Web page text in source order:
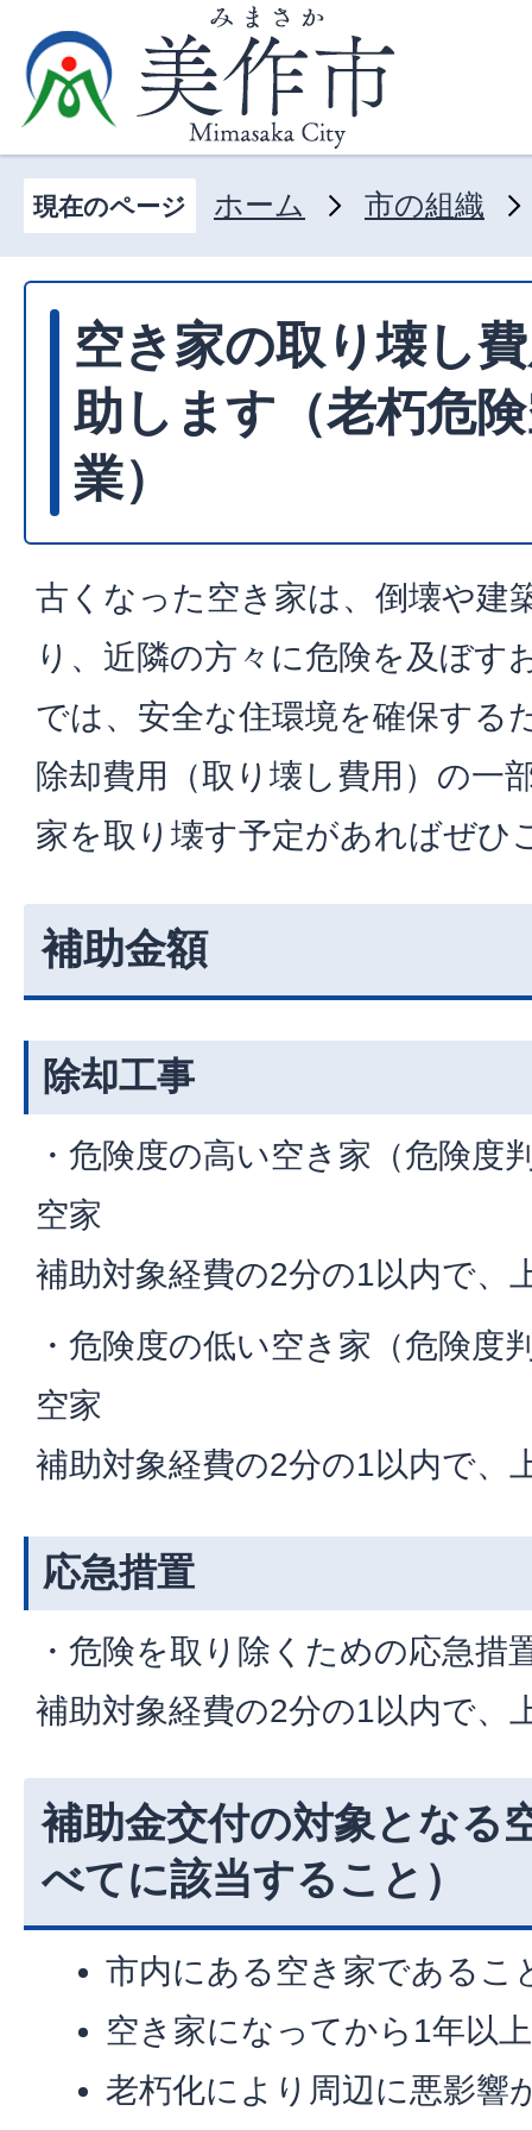
現在のページ ホーム 市の組織
空き家の取り壊し
助します（老朽危
業）
古くなった空き家は、倒壊や建
り、近隣の方々に危険を及ぼす
では、安全な住環境を確保する
除却費用（取り壊し費用）の一
家を取り壊す予定があればぜひ
補助金額
除却工事
・危険度の高い空き家（危険度
空家
補助対象経費の2分の1以内で、
・危険度の低い空き家（危険度
空家
補助対象経費の2分の1以内で、
応急措置
・危険を取り除くための応急措
補助対象経費の2分の1以内で、
補助金交付の対象となる
べてに該当すること）
市内にある空き家であるこ
空き家になってから1年以
老朽化により周辺に悪影響